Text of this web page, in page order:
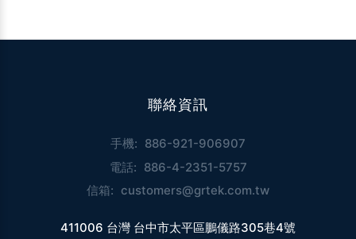
聯絡資訊
手機: 886-921-906907
電話: 886-4-2351-5757
信箱: customers@grtek.com.tw
411006 台灣 台中市太平區鵬儀路305巷4號